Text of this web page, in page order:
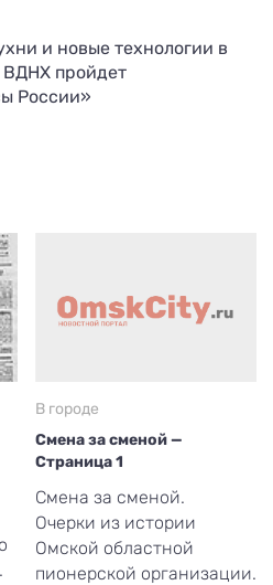
и новые технологии в
ВДНХ пройдет
России»
В городе
Смена за сменой —
Страница 1
Смена за сменой.
Очерки из истории
Омской областной
пионерской организации.